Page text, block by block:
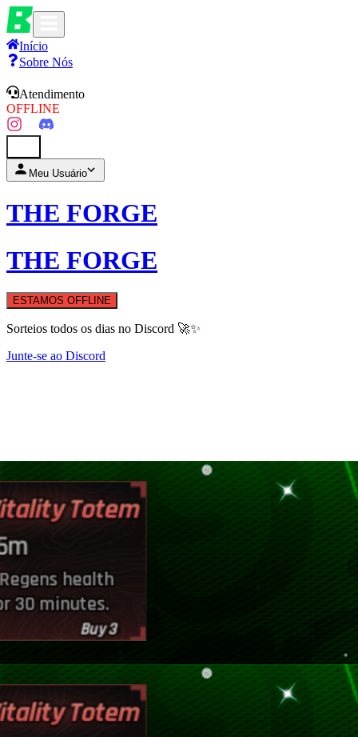
Início
Sobre Nós
Atendimento
OFFLINE
Meu Usuário
THE FORGE
THE FORGE
ESTAMOS OFFLINE
Sorteios todos os dias no Discord 🚀✨
Junte-se ao Discord